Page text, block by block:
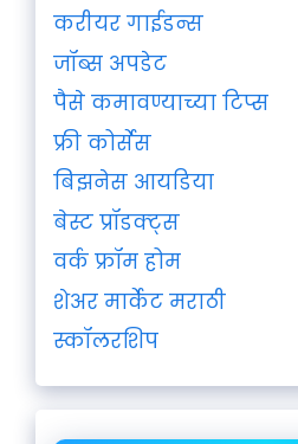
करीयर गाईडन्स
जॉब्स अपडेट
पैसे कमावण्याच्या टिप्स
फ्री कोर्सेस
बिझनेस आयडिया
बेस्ट प्रॉडक्ट्स
वर्क फ्रॉम होम
शेअर मार्केट मराठी
स्कॉलरशिप